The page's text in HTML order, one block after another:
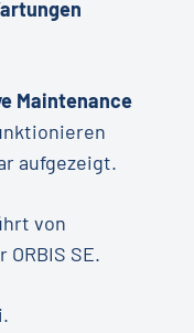
Maintenance
aufgezeigt.
von
SE.